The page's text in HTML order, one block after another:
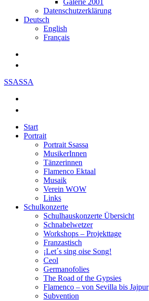
Galerie 2001
Datenschutzerklärung
Deutsch
English
Français
SSASSA
Start
Portrait
Portrait Ssassa
MusikerInnen
Tänzerinnen
Flamenco Ektaal
Musaik
Verein WOW
Links
Schulkonzerte
Schulhauskonzerte Übersicht
Schnabelwetzer
Workshops – Projekttage
Franzastisch
¡Let´s sing oise Song!
Ceol
Germanofolies
The Road of the Gypsies
Flamenco – von Sevilla bis Jajpur
Subvention